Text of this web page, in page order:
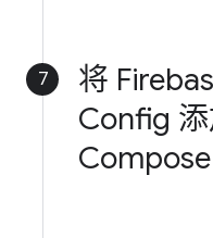
7
将
Config